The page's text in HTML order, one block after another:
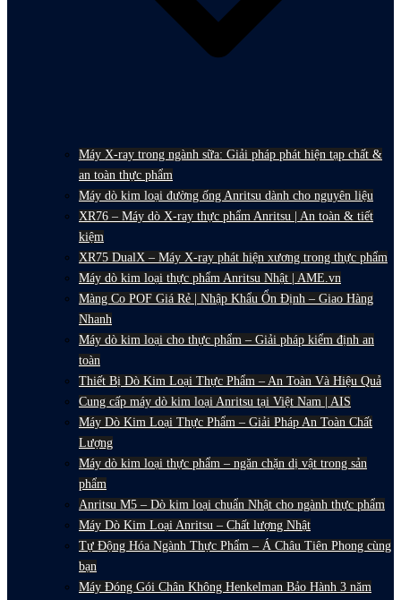
Máy X-ray trong ngành sữa: Giải pháp phát hiện tạp chất &
an toàn thực phẩm
Máy dò kim loại đường ống Anritsu dành cho nguyên liệu
XR76 – Máy dò X-ray thực phẩm Anritsu | An toàn & tiết
kiệm
XR75 DualX – Máy X-ray phát hiện xương trong thực phẩm
Máy dò kim loại thực phẩm Anritsu Nhật | AME.vn
Màng Co POF Giá Rẻ | Nhập Khẩu Ổn Định – Giao Hàng
Nhanh
Máy dò kim loại cho thực phẩm – Giải pháp kiểm định an
toàn
Thiết Bị Dò Kim Loại Thực Phẩm – An Toàn Và Hiệu Quả
Cung cấp máy dò kim loại Anritsu tại Việt Nam | AIS
Máy Dò Kim Loại Thực Phẩm – Giải Pháp An Toàn Chất
Lượng
Máy dò kim loại thực phẩm – ngăn chặn dị vật trong sản
phẩm
Anritsu M5 – Dò kim loại chuẩn Nhật cho ngành thực phẩm
Máy Dò Kim Loại Anritsu – Chất lượng Nhật
Tự Động Hóa Ngành Thực Phẩm – Á Châu Tiên Phong cùng
bạn
Máy Đóng Gói Chân Không Henkelman Bảo Hành 3 năm